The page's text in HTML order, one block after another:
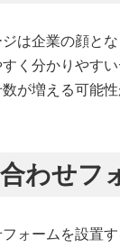
は企業の顔と
く分かりやす
が増える可能性
わせフ
フォームを設置